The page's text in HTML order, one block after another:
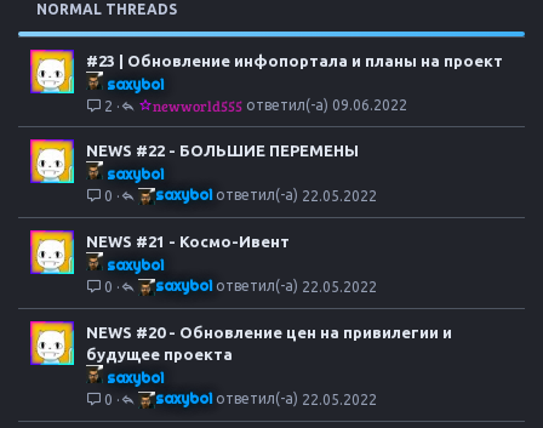
п
NORMAL THREADS
#23 | Обновление инфопортала и планы на проект
saxyboi
2 09.06.2022
newworld555
NEWS #22 - БОЛЬШИЕ ПЕРЕМЕНЫ
saxyboi
0 22.05.2022
saxyboi
NEWS #21 - Космо-Ивент
saxyboi
0 22.05.2022
saxyboi
NEWS #20 - Обновление цен на привилегии и
будущее проекта
saxyboi
0 22.05.2022
saxyboi